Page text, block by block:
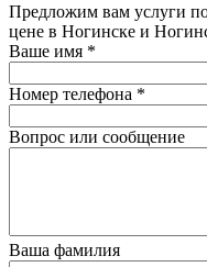
Предложим вам услуги
цене в Ногинске и
Ваше имя *
Номер телефона *
Вопрос или сообщение
Ваша фамилия